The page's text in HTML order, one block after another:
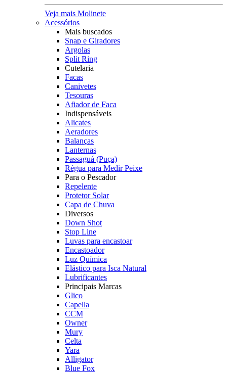
Veja mais Molinete
Acessórios
Mais buscados
Snap e Giradores
Argolas
Split Ring
Cutelaria
Facas
Canivetes
Tesouras
Afiador de Faca
Indispensáveis
Alicates
Aeradores
Balanças
Lanternas
Passaguá (Puça)
Régua para Medir Peixe
Para o Pescador
Repelente
Protetor Solar
Capa de Chuva
Diversos
Down Shot
Stop Line
Luvas para encastoar
Encastoador
Luz Química
Elástico para Isca Natural
Lubrificantes
Principais Marcas
Glico
Capella
CCM
Owner
Mury
Celta
Yara
Alligator
Blue Fox